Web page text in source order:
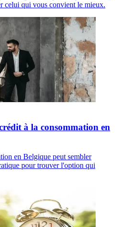
celui qui vous convient le mieux.
à la consommation en
en Belgique peut sembler
pour trouver l'option qui